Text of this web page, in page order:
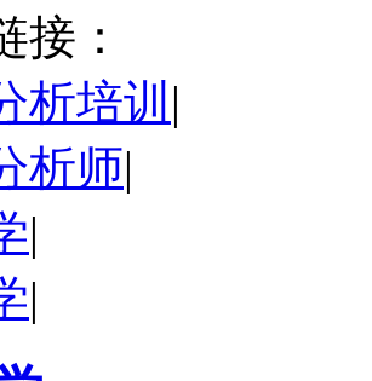
硕导
学校：中南民族大学
立即咨询
接：
析培训 |
析师|
|
|